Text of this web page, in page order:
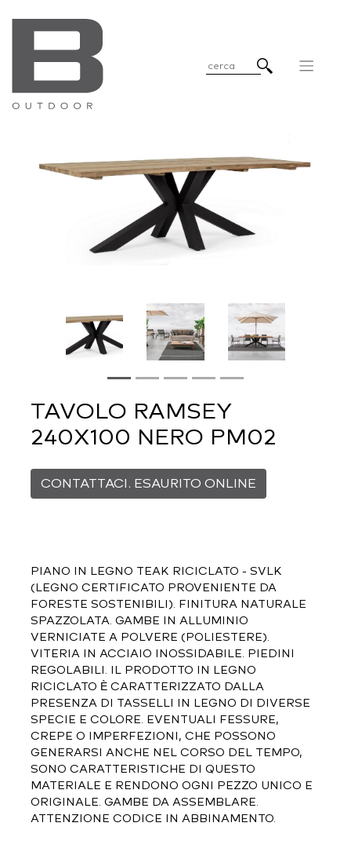
TAVOLO RAMSEY
240X100 NERO PM02
CONTATTACI. ESAURITO ONLINE
PIANO IN LEGNO TEAK RICICLATO - SVLK
(LEGNO CERTIFICATO PROVENIENTE DA
FORESTE SOSTENIBILI). FINITURA NATURALE
SPAZZOLATA. GAMBE IN ALLUMINIO
VERNICIATE A POLVERE (POLIESTERE).
VITERIA IN ACCIAIO INOSSIDABILE. PIEDINI
REGOLABILI. IL PRODOTTO IN LEGNO
RICICLATO È CARATTERIZZATO DALLA
PRESENZA DI TASSELLI IN LEGNO DI DIVERSE
SPECIE E COLORE. EVENTUALI FESSURE,
CREPE O IMPERFEZIONI, CHE POSSONO
GENERARSI ANCHE NEL CORSO DEL TEMPO,
SONO CARATTERISTICHE DI QUESTO
MATERIALE E RENDONO OGNI PEZZO UNICO E
ORIGINALE. GAMBE DA ASSEMBLARE.
ATTENZIONE CODICE IN ABBINAMENTO.